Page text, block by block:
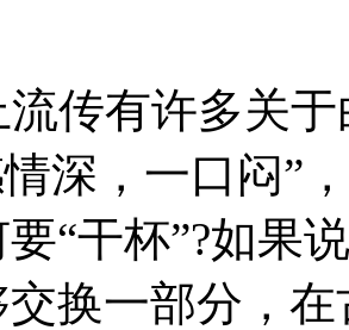
传有许多关于
深，一口闷”
“干杯”?如果
换一部分，